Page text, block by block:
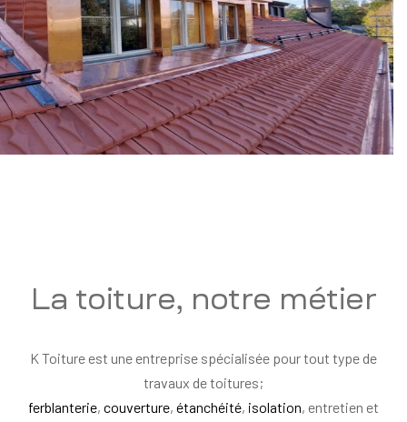
La toiture, notre métier
K Toiture est une entreprise spécialisée pour tout type de
travaux de toitures;
ferblanterie, couverture, étanchéité, isolation, entretien et